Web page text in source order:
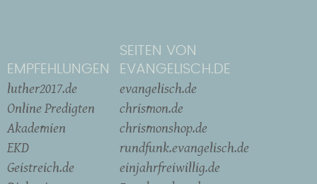
EMPFEHLUNGEN
luther2017.de
Online Predigten
Akademien
EKD
Geistreich.de
SEITEN VON
EVANGELISCH.DE
evangelisch.de
chrismon.de
chrismonshop.de
rundfunk.evangelisch.de
einjahrfreiwillig.de